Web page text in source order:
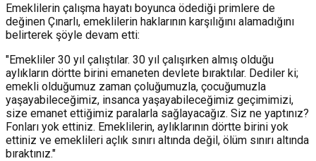
Emeklilerin çalışma hayatı boyunca ödediği primlere de
değinen Çınarlı, emeklilerin haklarının karşılığını alamadığını
belirterek şöyle devam etti:
"Emekliler 30 yıl çalıştılar. 30 yıl çalışırken almış olduğu
aylıkların dörtte birini emaneten devlete bıraktılar. Dediler ki;
emekli olduğumuz zaman çoluğumuzla, çocuğumuzla
yaşayabileceğimiz, insanca yaşayabileceğimiz geçimimizi,
size emanet ettiğimiz paralarla sağlayacağız. Siz ne yaptınız?
Fonları yok ettiniz. Emeklilerin, aylıklarının dörtte birini yok
ettiniz ve emeklileri açlık sınırı altında değil, ölüm sınırı altında
bıraktınız."